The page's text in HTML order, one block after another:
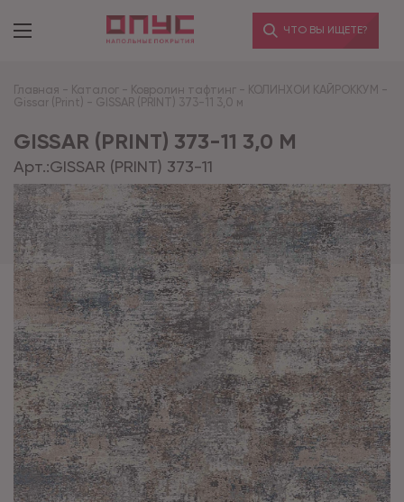
ЧТО ВЫ ИЩЕТЕ?
Главная - Каталог - Ковролин тафтинг - КОЛИНХОИ КАЙРОККУМ -
Gissar (Print) - GISSAR (PRINT) 373-11 3,0 м
GISSAR (PRINT) 373-11 3,0 М
Арт.:GISSAR (PRINT) 373-11